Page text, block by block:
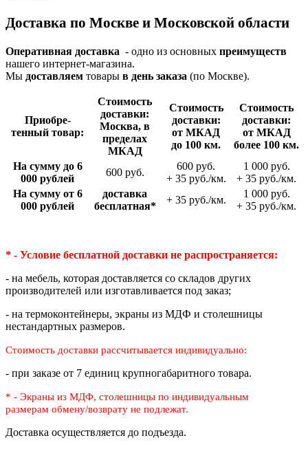
Доставка по Москве и Московской области
Оперативная доставка - одно из основных преимуществ
нашего интернет-магазина.
Мы доставляем товары в день заказа (по Москве).
Приобре­
тенный товар:
Стои­мость
доставки:
Москва, в
пределах
МКАД
Стои­мость
доставки:
от МКАД
до 100 км.
Стои­мость
доставки:
от МКАД
более 100 км.
На сумму до 6
000 рублей
600 руб.
600 руб.
+ 35 руб./км.
1 000 руб.
+ 35 руб./км.
На сумму от 6
000 рублей
доставка
беспла­тная*
+ 35 руб./км.
1 000 руб.
+ 35 руб./км.
* - Условие бесплатной доставки не распространяется:
- на мебель, которая доставляется со складов других
производителей или изготавливается под заказ;
- на термоконтейнеры, экраны из МДФ и столешницы
нестандартных размеров.
Стоимость доставки рассчитывается индивидуально:
- при заказе от 7 единиц крупногабаритного товара.
* - Экраны из МДФ, столешницы по индивидуальным
размерам обмену/возврату не подлежат.
Доставка осуществляется до подъезда.